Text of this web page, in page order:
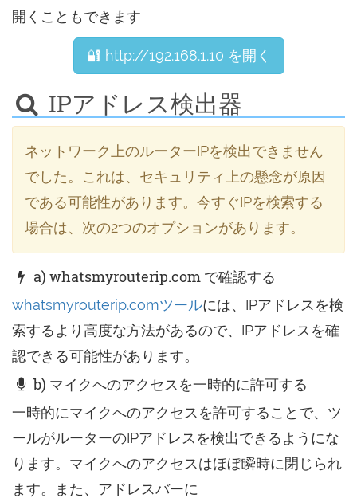
開くこともできます
🔐 http://192.168.1.10 を開く
IPアドレス検出器
ネットワーク上のルーターIPを検出できません
でした。これは、セキュリティ上の懸念が原因
である可能性があります。今すぐIPを検索する
場合は、次の2つのオプションがあります。
a) whatsmyrouterip.com で確認する
whatsmyrouterip.comツールには、IPアドレスを検
索するより高度な方法があるので、IPアドレスを確
認できる可能性があります。
b) マイクへのアクセスを一時的に許可する
一時的にマイクへのアクセスを許可することで、ツ
ールがルーターのIPアドレスを検出できるようにな
ります。マイクへのアクセスはほぼ瞬時に閉じられ
ます。また、アドレスバーに